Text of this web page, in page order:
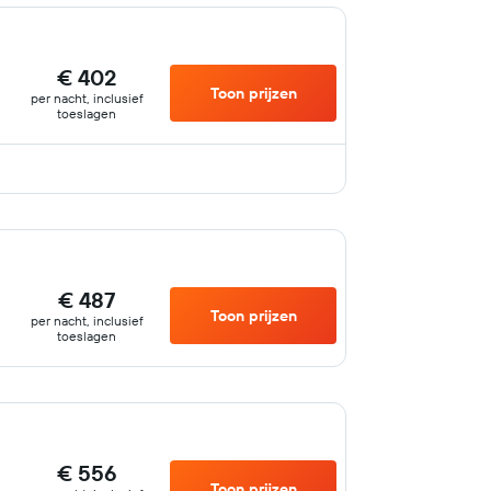
€ 402
per nacht, inclusief
toeslagen
Toon prijzen
€ 487
per nacht, inclusief
toeslagen
Toon prijzen
€ 556